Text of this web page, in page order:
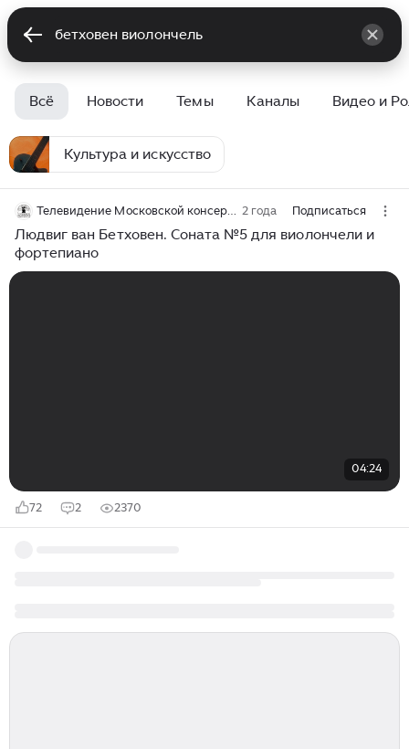
Всё Новости Темы Каналы Видео и
Культура и искусство
Телевидение Московской консерватории 2 года Подписаться
Людвиг ван Бетховен. Соната №5 для виолончели и
фортепиано
04:24
72 2 2370